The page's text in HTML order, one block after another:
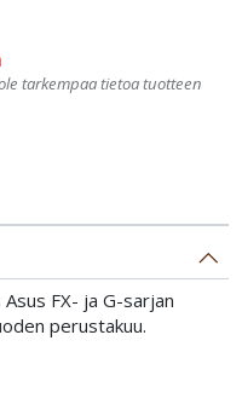
tarkempaa tietoa tuotteen
FX- ja G-sarjan
perustakuu.